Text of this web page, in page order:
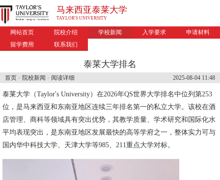
马来西亚泰莱大学
TAYLOR'S UNIVERSITY
网站首页 院校介绍 学校新闻 入学要求
申请材料
留学费用
联系我们
泰莱大学排名
2025-08-04 11:48
首页 > 院校新闻 > 阅读详细
泰莱大学 （Taylor's University）在2026年QS世界大学排名中位列第253
位，是马来西亚和东南亚地区连续三年排名第一的私立大学。该校在酒
店管理、商科等领域具有突出优势，其教学质量、学术研究和国际化水
平均表现突出，是东南亚地区发展最快的高等学府之一，整体实力可与
国内华中科技大学、天津大学等985、211重点大学对标。